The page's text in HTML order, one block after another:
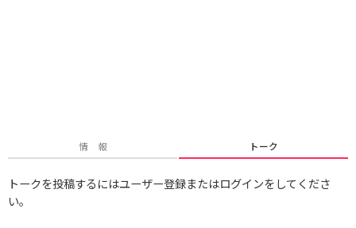
情 報 トーク
トークを投稿するにはユーザー登録またはログインをしてくださ
い。